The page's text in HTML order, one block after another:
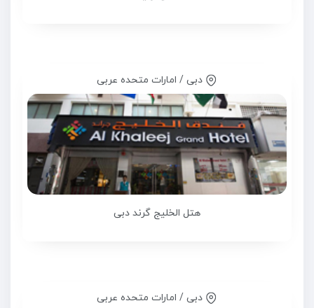
دبی / امارات متحده عربی
هتل الخلیج گرند دبی
دبی / امارات متحده عربی